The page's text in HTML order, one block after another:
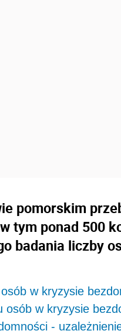
pomorskim
tym ponad 500
badania liczby
w kryzysie
osób w kryzysie
-